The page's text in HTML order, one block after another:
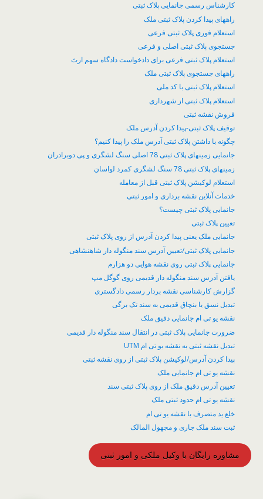
کارشناس رسمی جانمایی پلاک ثبتی
راههای پیدا کردن پلاک ثبتی ملک
استعلام فوری پلاک ثبتی فرعی
جستجوی پلاک ثبتی اصلی و فرعی
استعلام پلاک ثبتی فرعی برای دادخواست دادگاه سهم ارث
راههای جستجوی پلاک ثبتی ملک
استعلام پلاک ثبتی با کد ملی
استعلام پلاک ثبتی از شهرداری
فروش نقشه ثبتی
توقیف پلاک ثبتی-پیدا کردن آدرس ملک
چگونه با داشتن پلاک ثبتی آدرس ملک را پیدا کنیم؟
جانمایی زمینهای پلاک ثبتی 78 اصلی سنگ لشگری و پی دوبرادران
زمینهای پلاک ثبتی 78 سنگ لشگری کمرد لواسان
​استعلام لوکیشن پلاک ثبتی قبل از معامله
خدمات آنلاین نقشه برداری و امور ثبتی
جانمایی پلاک ثبتی چیست؟
تعیین پلاک ثبتی
جانمایی ملک یعنی پیدا کردن آدرس از روی پلاک ثبتی
جانمایی پلاک ثبتی/تعیین آدرس سند منگوله دار شاهنشاهی
جانمایی پلاک ثبتی روی نقشه هوایی دو هزارم
یافتن آدرس سند منگوله دار قدیمی روی گوگل مپ
گزارش کارشناسی نقشه بردار رسمی دادگستری
تبدیل نسق یا بنچاق قدیمی به سند تک برگی
نقشه یو تی ام جانمایی دقیق ملک
ضرورت جانمایی پلاک ثبتی در انتقال سند منگوله دار قدیمی
تبدیل نقشه ثبتی به نقشه یو تی ام UTM
پیدا کردن آدرس/لوکیشن پلاک ثبتی از روی نقشه ثبتی
نقشه یو تی ام جانمایی ملک
تعیین آدرس دقیق ملک از روی پلاک ثبتی سند
نقشه یو تی ام حدود ثبتی ملک
خلع ید متصرف با نقشه یو تی ام
ثبت سند ملک جاری و مجهول المالک
مشاوره رایگان با وکیل ملکی و امور ثبتی